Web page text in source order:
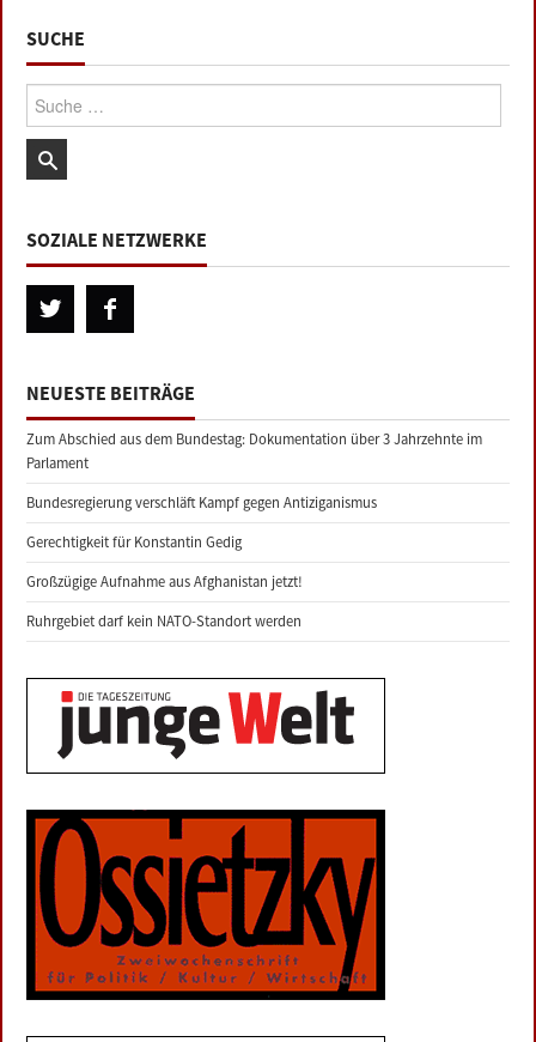
SUCHE
Suche:
SOZIALE NETZWERKE
NEUESTE BEITRÄGE
Zum Abschied aus dem Bundestag: Dokumentation über 3 Jahrzehnte im
Parlament
Bundesregierung verschläft Kampf gegen Antiziganismus
Gerechtigkeit für Konstantin Gedig
Großzügige Aufnahme aus Afghanistan jetzt!
Ruhrgebiet darf kein NATO-Standort werden